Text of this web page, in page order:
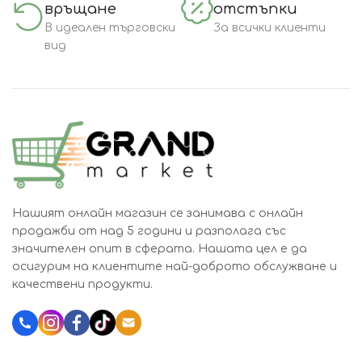
връщане
В идеален търговски
вид
отстъпки
За всички клиенти
Нашият онлайн магазин се занимава с онлайн
продажби от над 5 години и разполага със
значителен опит в сферата. Нашата цел е да
осигурим на клиентите най-доброто обслужване и
качествени продукти.